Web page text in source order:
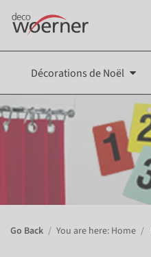
Décorations de Noël
Go Back You are here: Home